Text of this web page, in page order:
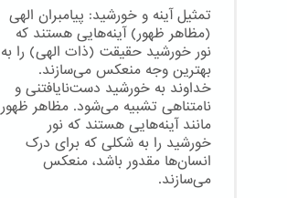
تمثیل آینه و خورشید: پیامبران الهی
(مظاهر ظهور) آینه‌هایی هستند که
نور خورشید حقیقت (ذات الهی) را به
بهترین وجه منعکس می‌سازند.
خداوند به خورشید دست‌نایافتنی و
نامتناهی تشبیه می‌شود. مظاهر ظهور
مانند آینه‌هایی هستند که نور
خورشید را به شکلی که برای درک
انسان‌ها مقدور باشد، منعکس
می‌سازند.